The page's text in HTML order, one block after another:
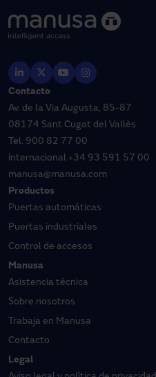
Contacto
Av. de la Via Augusta, 85-87
08174 Sant Cugat del Vallès
Tel. 900 82 77 00
Internacional +34 93 591 57 00
manusa@manusa.com
Productos
Puertas automáticas
Puertas industriales
Control de accesos
Manusa
Asistencia técnica
Sobre nosotros
Trabaja en Manusa
Contacto
Legal